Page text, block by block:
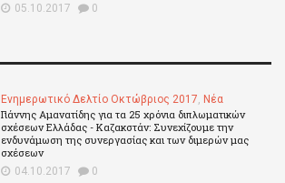
05.10.2017 0
Ενημερωτικό Δελτίο Οκτώβριος 2017 Νέα
Γιάννης Αμανατίδης για τα 25 χρόνια διπλωματικών
σχέσεων Ελλάδας - Καζακστάν: Συνεχίζουμε την
ενδυνάμωση της συνεργασίας και των διμερών μας
σχέσεων
04.10.2017 0